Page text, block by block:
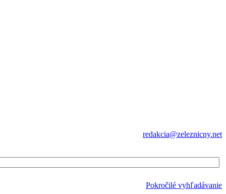
redakcia@zeleznicny.net
Pokročilé vyhľadávanie